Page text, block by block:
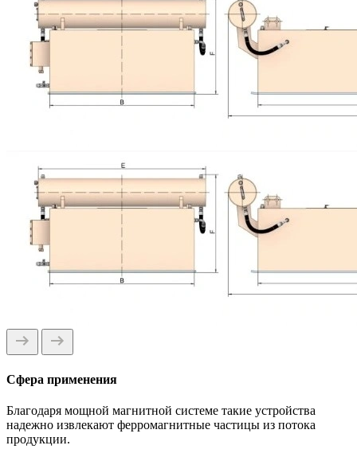
Сфера применения
Благодаря мощной магнитной системе такие устройства
надежно извлекают ферромагнитные частицы из потока
продукции.